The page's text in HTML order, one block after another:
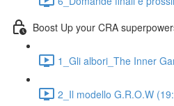
Boost Up your CRA
1_Gli albori_The Inner
2_Il modello G.R.O.W